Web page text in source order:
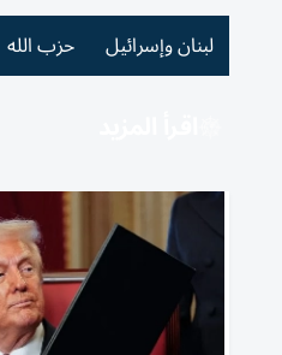
لبنان وإسرائيل حزب الله